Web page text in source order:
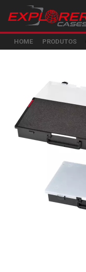
HOME PRODUTOS